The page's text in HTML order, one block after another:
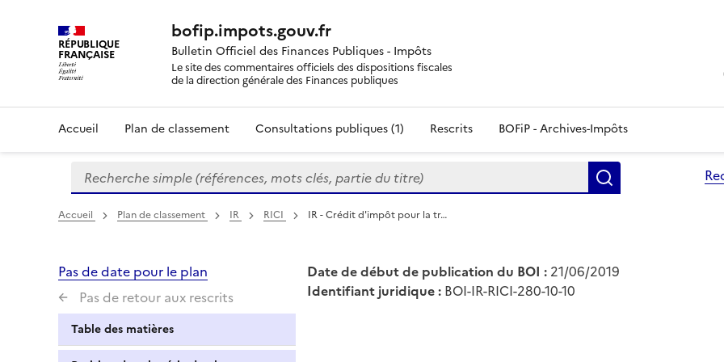
RÉPUBLIQUE
FRANÇAISE
bofip.impots.gouv.fr
Bulletin Officiel des Finances Publiques - Impôts
Le site des commentaires officiels des dispositions fiscales
de la direction générale des Finances publiques
Accueil Plan de classement Consultations publiques (1) Rescrits BOFiP - Archives-Impôts
Formulaire
de
recherche
Recherche simple (références, mots clés, partie du titre)
Accueil Plan de classement IR RICI IR - Crédit d'impôt pour la tr…
Pas de date pour le plan
Pas de retour aux rescrits
Table des matières
Date de début de publication du BOI : 21/06/2019
Identifiant juridique : BOI-IR-RICI-280-10-10